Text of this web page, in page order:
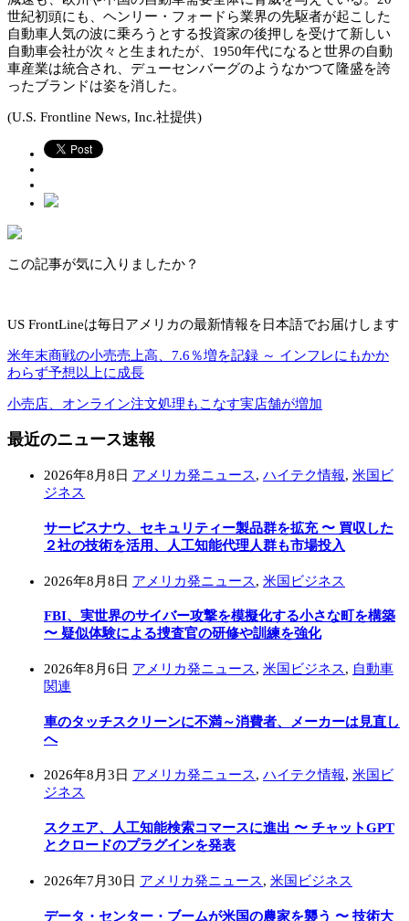
世紀初頭にも、ヘンリー・フォードら業界の先駆者が起こした
自動車人気の波に乗ろうとする投資家の後押しを受けて新しい
自動車会社が次々と生まれたが、1950年代になると世界の自動
車産業は統合され、デューセンバーグのようなかつて隆盛を誇
ったブランドは姿を消した。
(U.S. Frontline News, Inc.社提供)
この記事が気に入りましたか？
US FrontLineは毎日アメリカの最新情報を日本語でお届けします
米年末商戦の小売売上高、7.6％増を記録 ～ インフレにもかか
わらず予想以上に成長
小売店、オンライン注文処理もこなす実店舗が増加
最近のニュース速報
2026年8月8日 アメリカ発ニュース, ハイテク情報, 米国ビ
ジネス
サービスナウ、セキュリティー製品群を拡充 〜 買収した
２社の技術を活用、人工知能代理人群も市場投入
2026年8月8日 アメリカ発ニュース, 米国ビジネス
FBI、実世界のサイバー攻撃を模擬化する小さな町を構築
〜 疑似体験による捜査官の研修や訓練を強化
2026年8月6日 アメリカ発ニュース, 米国ビジネス, 自動車
関連
車のタッチスクリーンに不満～消費者、メーカーは見直し
へ
2026年8月3日 アメリカ発ニュース, ハイテク情報, 米国ビ
ジネス
スクエア、人工知能検索コマースに進出 〜 チャットGPT
とクロードのプラグインを発表
2026年7月30日 アメリカ発ニュース, 米国ビジネス
データ・センター・ブームが米国の農家を襲う 〜 技術大